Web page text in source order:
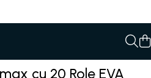
cu 20 Role EVA